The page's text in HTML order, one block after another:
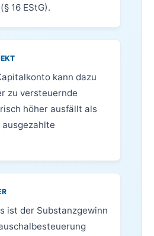
16 EStG).
kann dazu
zu versteuernde
höher ausfällt als
ist der Substanzgewinn